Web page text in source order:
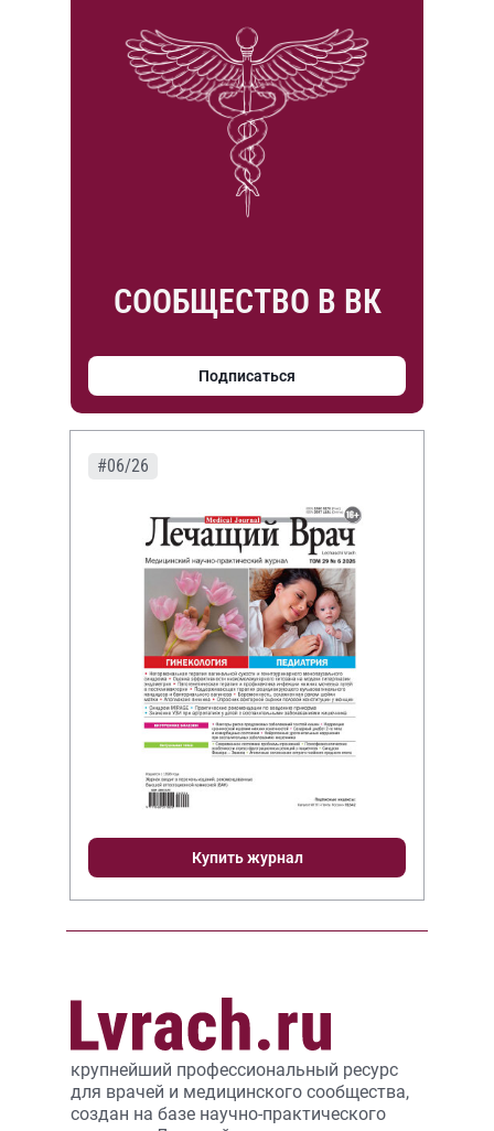
СООБЩЕСТВО В ВК
Подписаться
#06/26
Купить журнал
крупнейший профессиональный ресурс
для врачей и медицинского сообщества,
создан на базе научно-практического